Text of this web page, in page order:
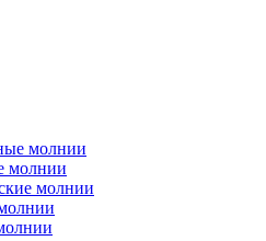
молнии
молнии
молнии